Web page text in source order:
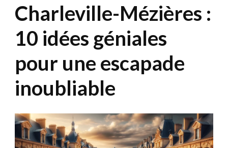
Charleville-Mézières :
10 idées géniales
pour une escapade
inoubliable